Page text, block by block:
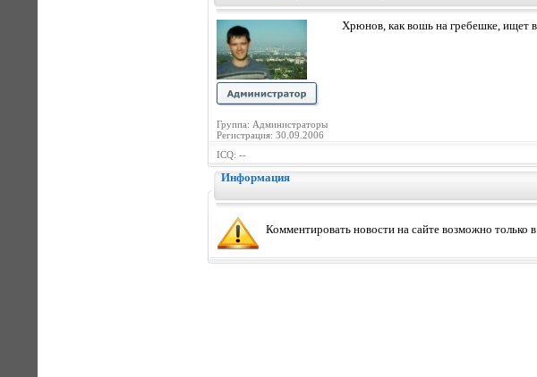
Группа: Администраторы
Регистрация: 30.09.2006
Хрюнов, как вошь на гребешке, ищет
ICQ: --
Информация
Комментировать новости на сайте возможно только